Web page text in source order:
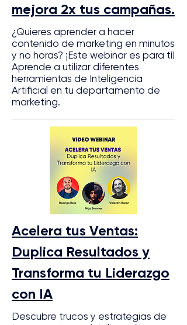
mejora 2x tus campañas.
¿Quieres aprender a hacer
contenido de marketing en minutos
y no horas? ¡Este webinar es para tí!
Aprende a utilizar diferentes
herramientas de Inteligencia
Artificial en tu departamento de
marketing.
Acelera tus Ventas:
Duplica Resultados y
Transforma tu Liderazgo
con IA
Descubre trucos y estrategias de